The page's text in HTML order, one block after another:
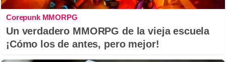
Corepunk MMORPG
Un verdadero MMORPG de la vieja escuela
¡Cómo los de antes, pero mejor!